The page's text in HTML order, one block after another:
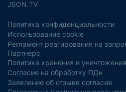
JSON.TV
Политика конфиденциальности
Использование cookie
Регламент реагирования на
Партнерс
Политика хранения и
Согласие на обработку ПДн
Заявление об отзыве согласия